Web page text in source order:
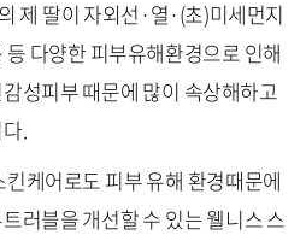
제 딸이 자외선·열·(초)미세먼지
다양한 피부유해환경으로 인해
성피부 때문에 많이 속상해하고
.
케어로도 피부 유해 환경때문에
러블을 개선할 수 있는 웰니스 스